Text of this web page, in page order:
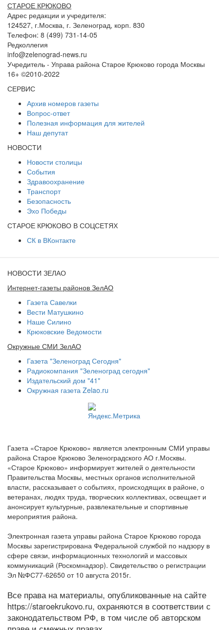
СТАРОЕ КРЮКОВО
Адрес редакции и учредителя:
124527, г.Москва, г. Зеленоград, корп. 830
Телефон: 8 (499) 731-14-05
Редколлегия
info@zelenograd-news.ru
Учредитель - Управа района Старое Крюково города Москвы
16+ ©2010-2022
СЕРВИС
Архив номеров газеты
Вопрос-ответ
Полезная информация для жителей
Наш депутат
НОВОСТИ
Новости столицы
События
Здравоохранение
Транспорт
Безопасность
Эхо Победы
СТАРОЕ КРЮКОВО В СОЦСЕТЯХ
СК в ВКонтакте
НОВОСТИ ЗЕЛАО
Интернет-газеты районов ЗелАО
Газета Савелки
Вести Матушкино
Наше Силино
Крюковские Ведомости
Окружные СМИ ЗелАО
Газета "Зеленоград Сегодня"
Радиокомпания "Зеленоград сегодня"
Издательский дом "41"
Окружная газета Zelao.ru
Газета «Старое Крюково» является электронным СМИ управы
района Старое Крюково Зеленоградского АО г.Москвы.
«Старое Крюково» информирует жителей о деятельности
Правительства Москвы, местных органов исполнительной
власти, рассказывает о событиях, происходящих в районе, о
ветеранах, людях труда, творческих коллективах, освещает и
анонсирует культурные, развлекательные и спортивные
мероприятия района.
Электронная газета управы района Старое Крюково города
Москвы зарегистрирована Федеральной службой по надзору в
сфере связи, информационных технологий и массовых
коммуникаций (Роскомнадзор). Свидетельство о регистрации
Эл №ФС77-62650 от 10 августа 2015г.
Все права на материалы, опубликованные на сайте
https://staroekrukovo.ru, охраняются в соответствии с
законодательством РФ, в том числе об авторском